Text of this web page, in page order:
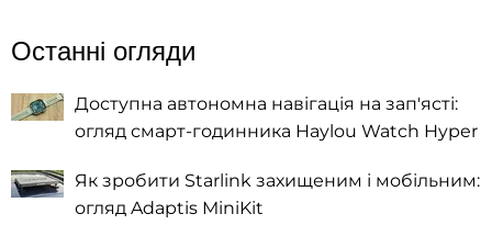
Останні огляди
Доступна автономна навігація на зап'ясті:
огляд смарт-годинника Haylou Watch Hyper
Як зробити Starlink захищеним і мобільним:
огляд Adaptis MiniKit